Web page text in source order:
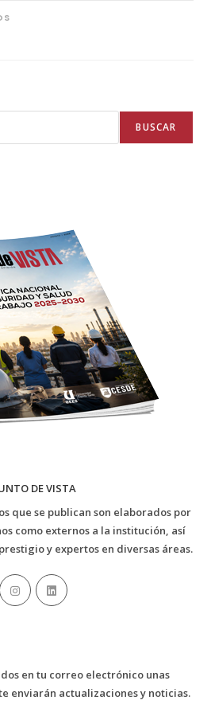
BUSCAR
DE VISTA
que se publican son elaborados por
como externos a la institución, así
y expertos en diversas áreas.
en tu correo electrónico unas
enviarán actualizaciones y noticias.